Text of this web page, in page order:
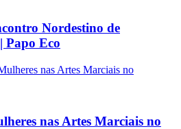
Nordestino de
Papo Eco
nas Artes Marciais no